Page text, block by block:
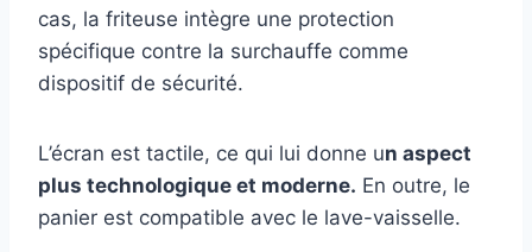
cas, la friteuse intègre une protection
spécifique contre la surchauffe comme
dispositif de sécurité.
L’écran est tactile, ce qui lui donne un aspect
plus technologique et moderne. En outre, le
panier est compatible avec le lave-vaisselle.